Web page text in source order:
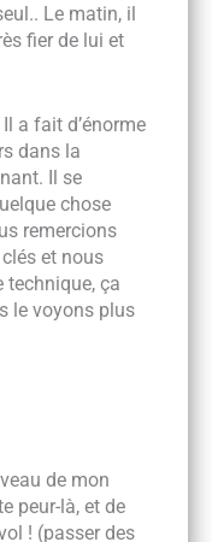
Le matin, il
fier de lui et
a fait d’énorme
dans la
Il se
chose
remercions
et nous
technique, ça
le voyons plus
de mon
peur-là, et de
! (passer des